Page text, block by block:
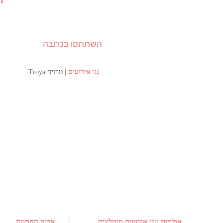
השתתפו בכתבה
גני אירועים טרויה Troya